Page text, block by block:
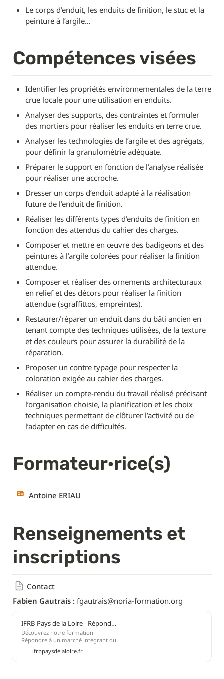
Le corps d’enduit, les enduits de finition, le stuc et la
peinture à l’argile…
Compétences visées
Identifier les propriétés environnementales de la terre
crue locale pour une utilisation en enduits.
Analyser des supports, des contraintes et formuler
des mortiers pour réaliser les enduits en terre crue.
Analyser les technologies de l’argile et des agrégats,
pour définir la granulométrie adéquate.
Préparer le support en fonction de l’analyse réalisée
pour réaliser une accroche.
Dresser un corps d’enduit adapté à la réalisation
future de l’enduit de finition.
Réaliser les différents types d’enduits de finition en
fonction des attendus du cahier des charges.
Composer et mettre en œuvre des badigeons et des
peintures à l’argile colorées pour réaliser la finition
attendue.
Composer et réaliser des ornements architecturaux
en relief et des décors pour réaliser la finition
attendue (sgraffittos, empreintes).
Restaurer/réparer un enduit dans du bâti ancien en
tenant compte des techniques utilisées, de la texture
et des couleurs pour assurer la durabilité de la
réparation.
Proposer un contre typage pour respecter la
coloration exigée au cahier des charges.
Réaliser un compte-rendu du travail réalisé précisant
l’organisation choisie, la planification et les choix
techniques permettant de clôturer l’activité ou de
l’adapter en cas de difficultés.
Formateur·rice(s)
Antoine ERIAU
Renseignements et
inscriptions
Contact
Fabien Gautrais : fgautrais@noria-formation.org
IFRB Pays de la Loire - Répondre à un marché intégrant du réemploi
Découvrez notre formation
Répondre à un marché intégrant du
réemploi et inscrivez-vous en ligne !
Explorez aussi nos autres
formations Marchés publics et
ifrbpaysdelaloire.fr